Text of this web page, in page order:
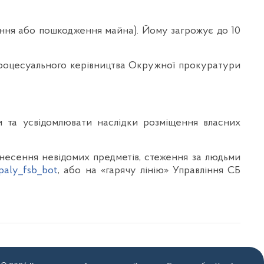
або пошкодження майна). Йому загрожує до 10
керівництва Окружної прокуратури
усвідомлювати наслідки розміщення власних
невідомих предметів, стеження за людьми
, або на «гарячу лінію» Управління СБ